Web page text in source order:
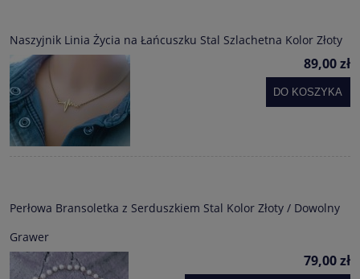
Naszyjnik Linia Życia na Łańcuszku Stal Szlachetna Kolor Złoty
89,00 zł
DO KOSZYKA
Perłowa Bransoletka z Serduszkiem Stal Kolor Złoty / Dowolny
Grawer
79,00 zł